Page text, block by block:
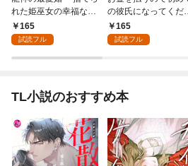
れた姫巫女の幸福な嫁
入り～: 1
165
試読フル
の彼氏になってくださ
い: 1
165
試読フル
TL小説のおすすめ本